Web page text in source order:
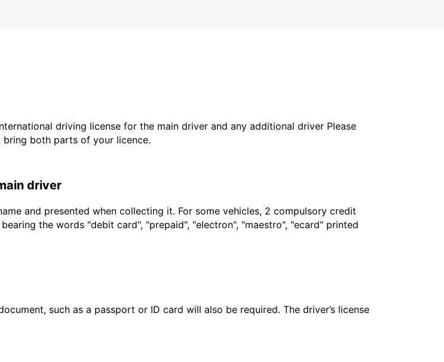
driving license for the main driver and any additional driver Please
bring both parts of your licence.
driver
and presented when collecting it. For some vehicles, 2 compulsory credit
the words "debit card", "prepaid", "electron", "maestro", "ecard" printed
such as a passport or ID card will also be required. The driver’s license